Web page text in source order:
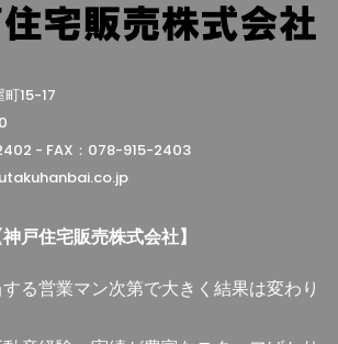
町15-17
- FAX：078-915-2403
戸住宅販売株式会社】
る営業マン次第で大きく結果は変わり